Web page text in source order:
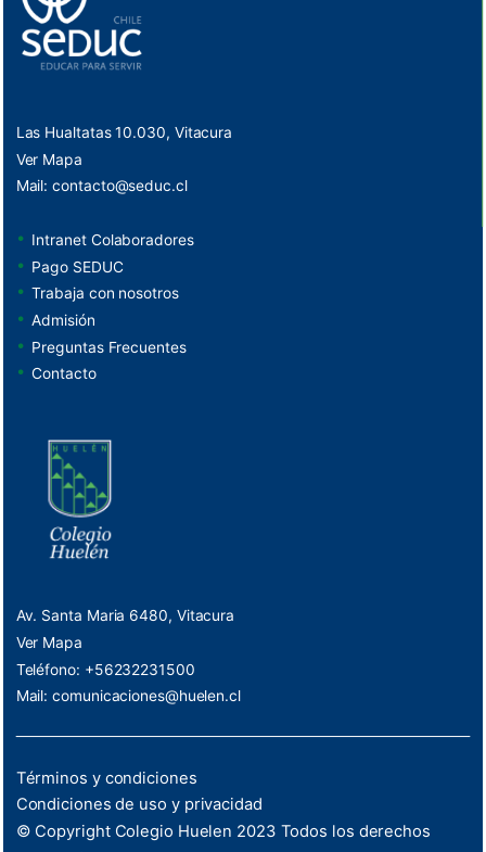
Las Hualtatas 10.030, Vitacura
Ver Mapa
Mail:contacto@seduc.cl
Intranet Colaboradores
Pago SEDUC
Trabaja con nosotros
Admisión
Preguntas Frecuentes
Contacto
Av. Santa Maria 6480, Vitacura
Ver Mapa
Teléfono: +56232231500
Mail:comunicaciones@huelen.cl
Términos y condiciones
Condiciones de uso y privacidad
© Copyright Colegio Huelen 2023 Todos los derechos